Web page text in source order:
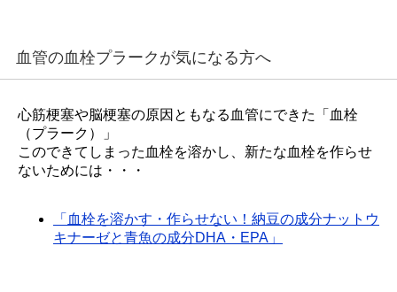
血管の血栓プラークが気になる方へ
心筋梗塞や脳梗塞の原因ともなる血管にできた「血栓
（プラーク）」
このできてしまった血栓を溶かし、新たな血栓を作らせ
ないためには・・・
「血栓を溶かす・作らせない！納豆の成分ナットウ
キナーゼと青魚の成分DHA・EPA」